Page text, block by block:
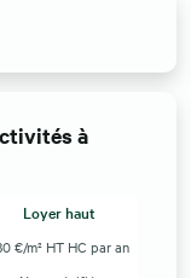
à
Loyer haut
€/m² HT HC par an